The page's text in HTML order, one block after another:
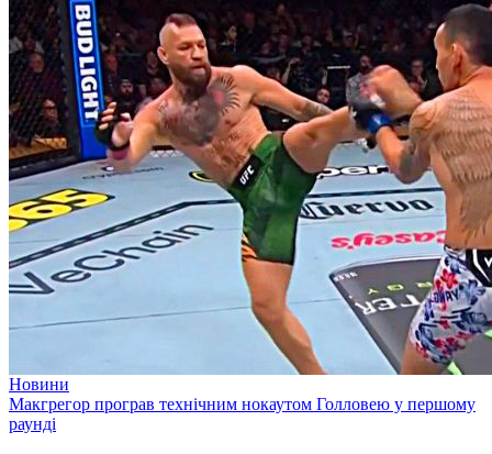
Новини
Макгрегор програв технічним нокаутом Голловею у першому
раунді